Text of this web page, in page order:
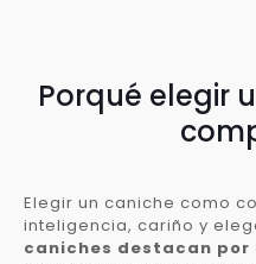
Porqué elegir
Elegir un caniche como
inteligencia, cariño y
caniches destacan por